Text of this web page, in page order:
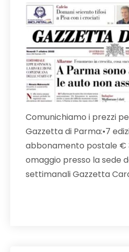
Comunichiamo i prezzi
Gazzetta di Parma:•7
abbonamento postale €
omaggio presso la sede
settimanali Gazzetta